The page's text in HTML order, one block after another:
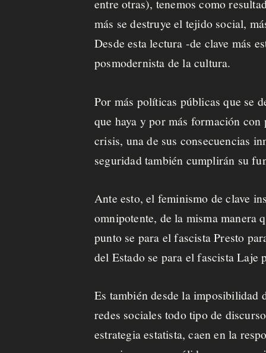
entre otras), tenemos como
más se destruye el tejido social,
Desde esta lectura -de clave más
posmodernista de la cultura.
Por más políticas públicas que se
que haya y por más formación
crisis, una de sus consecuencias
seguridad también cumplirán su
Ante esto, el feminismo de clave
omnipotente, de la misma manera
punto se para el fascista Presto
del Estado se para el fascista Laje
Es también desde la imposibilidad
redes sociales todo tipo de
estrategia estatista, caen en la